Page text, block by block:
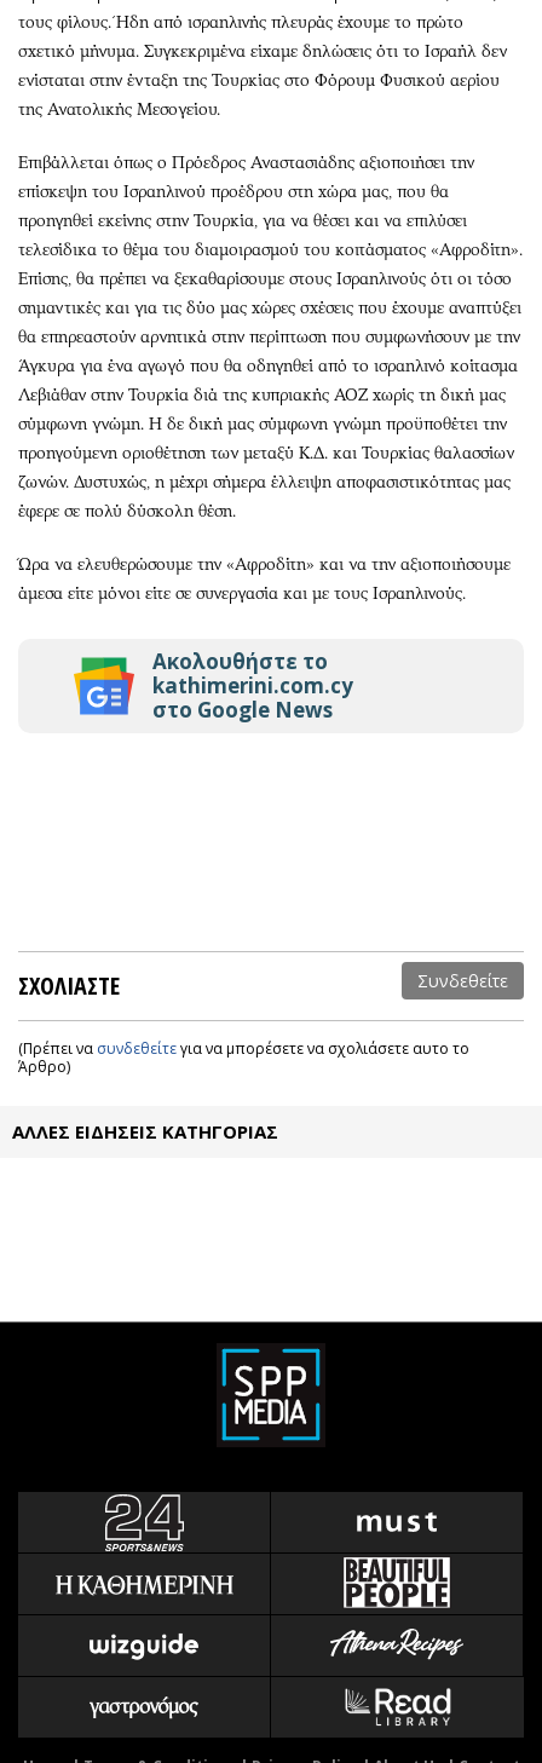
τους φίλους. Ήδη από ισραηλινής πλευράς έχουμε το πρώτο
σχετικό μήνυμα. Συγκεκριμένα είχαμε δηλώσεις ότι το Ισραήλ δεν
ενίσταται στην ένταξη της Τουρκίας στο Φόρουμ Φυσικού αερίου
της Ανατολικής Μεσογείου.
Επιβάλλεται όπως ο Πρόεδρος Αναστασιάδης αξιοποιήσει την
επίσκεψη του Ισραηλινού προέδρου στη χώρα μας, που θα
προηγηθεί εκείνης στην Τουρκία, για να θέσει και να επιλύσει
τελεσίδικα το θέμα του διαμοιρασμού του κοιτάσματος «Αφροδίτη».
Επίσης, θα πρέπει να ξεκαθαρίσουμε στους Ισραηλινούς ότι οι τόσο
σημαντικές και για τις δύο μας χώρες σχέσεις που έχουμε αναπτύξει
θα επηρεαστούν αρνητικά στην περίπτωση που συμφωνήσουν με την
Άγκυρα για ένα αγωγό που θα οδηγηθεί από το ισραηλινό κοίτασμα
Λεβιάθαν στην Τουρκία διά της κυπριακής ΑΟΖ χωρίς τη δική μας
σύμφωνη γνώμη. Η δε δική μας σύμφωνη γνώμη προϋποθέτει την
προηγούμενη οριοθέτηση των μεταξύ Κ.Δ. και Τουρκίας θαλασσίων
ζωνών. Δυστυχώς, η μέχρι σήμερα έλλειψη αποφασιστικότητας μας
έφερε σε πολύ δύσκολη θέση.
Ώρα να ελευθερώσουμε την «Αφροδίτη» και να την αξιοποιήσουμε
άμεσα είτε μόνοι είτε σε συνεργασία και με τους Ισραηλινούς.
Ακολουθήστε το
kathimerini.com.cy
στο Google News
ΣΧΟΛΙΑΣΤΕ Συνδεθείτε
(Πρέπει να συνδεθείτεγια να μπορέσετε να σχολιάσετε αυτο το
Άρθρο)
ΑΛΛΕΣ ΕΙΔΗΣΕΙΣ ΚΑΤΗΓΟΡΙΑΣ